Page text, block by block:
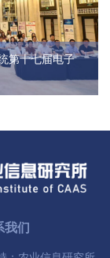
第十七届电子
我们